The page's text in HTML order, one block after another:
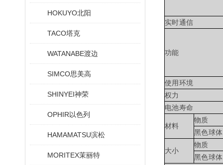
HOKUYO北阳
TACO塔克
WATANABE渡边
SIMCO思美高
SHINYEI神荣
OPHIR以色列
HAMAMATSU滨松
MORITEX茉丽特
实时通信
功能
使用环境
权力
电池寿命
材料
物质
黑色球体
大小
物质
黑色球体